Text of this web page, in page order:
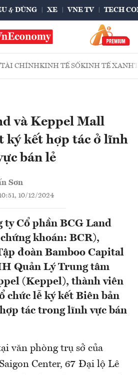
& DÙNG XE VNE TV TECH
TÀI CHÍNHKINH TẾ SỐKINH TẾ XANH
và Keppel Mall
ký kết hợp tác ở lĩnh
bán lẻ
Sơn
10/12/2024
ty Cổ phần BCG Land
khoán: BCR),
đoàn Bamboo Capital
Quản Lý Trung tâm
(Keppel), thành viên
chức lễ ký kết Biên bản
tác trong lĩnh vực bán
văn phòng trụ sở của
Center, 67 Đại lộ Lê